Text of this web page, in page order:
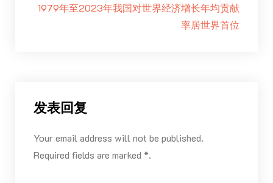
1979年至2023年我国对世界经济增长年均贡献
率居世界首位
发表回复
Your email address will not be published.
Required fields are marked *.